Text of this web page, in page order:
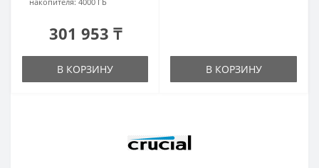
301 953 ₸
В КОРЗИНУ В КОРЗИНУ